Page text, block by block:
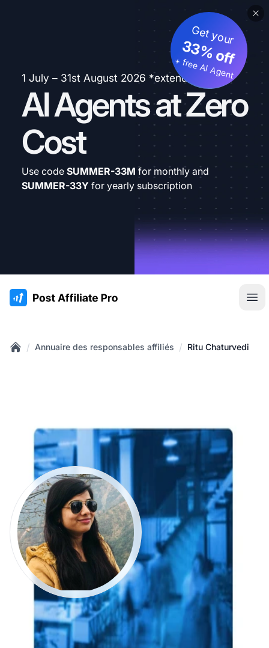
1 July – 31st August 2026 *extended
AI Agents at Zero
Cost
Get your
33% off
+ free AI Agent
Use code SUMMER-33M for monthly and
SUMMER-33Y for yearly subscription
:site.title
/ Annuaire des responsables affiliés / Ritu Chaturvedi